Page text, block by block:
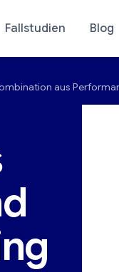
Fallstudien Blog
aus